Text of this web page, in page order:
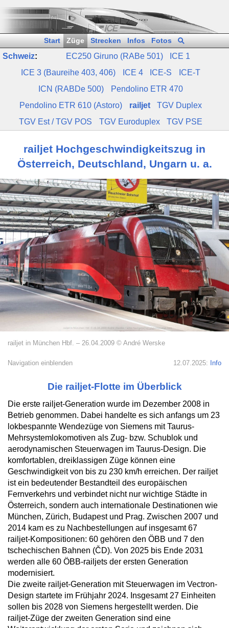
Start Züge Strecken Infos Fotos
Schweiz: EC250 Giruno (RABe 501)
ICE 1
ICE 3 (Baureihe 403, 406)
ICE 4 ICE‑S
ICE‑T
ICN (RABDe 500)
Pendolino ETR 470
Pendolino ETR 610 (Astoro)
railjet
TGV Duplex
TGV Est / TGV POS
TGV Euroduplex TGV PSE
railjet Hochgeschwindigkeitszug in
Österreich, Deutschland, Ungarn u. a.
railjet in München Hbf. – 26.04.2009 © André Werske
Navigation einblenden 12.07.2025: Info
Die railjet-Flotte im Überblick
Die erste railjet-Generation wurde im Dezember 2008 in
Betrieb genommen. Dabei handelte es sich anfangs um 23
lokbespannte Wendezüge von Siemens mit Taurus-
Mehrsystemlokomotiven als Zug- bzw. Schublok und
aerodynamischen Steuerwagen im Taurus-Design. Die
komfortablen, dreiklassigen Züge können eine
Geschwindigkeit von bis zu 230 km/h erreichen. Der railjet
ist ein bedeutender Bestandteil des europäischen
Fernverkehrs und verbindet nicht nur wichtige Städte in
Österreich, sondern auch internationale Destinationen wie
München, Zürich, Budapest und Prag. Zwischen 2007 und
2014 kam es zu Nachbestellungen auf insgesamt 67
railjet-Kompositionen: 60 gehören den ÖBB und 7 den
tschechischen Bahnen (ČD). Von 2025 bis Ende 2031
werden alle 60 ÖBB-railjets der ersten Generation
modernisiert.
Die zweite railjet-Generation mit Steuerwagen im Vectron-
Design startete im Frühjahr 2024. Insgesamt 27 Einheiten
sollen bis 2028 von Siemens hergestellt werden. Die
railjet-Züge der zweiten Generation sind eine